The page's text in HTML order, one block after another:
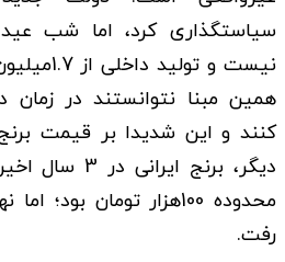
سیاستگذاری کرد، اما شب
نیست و
همین مبنا نتوانستند در زمان
کنند و این شدیدا بر قیمت
دیگر، برنج
محدوده 100هزار تومان
رفت.